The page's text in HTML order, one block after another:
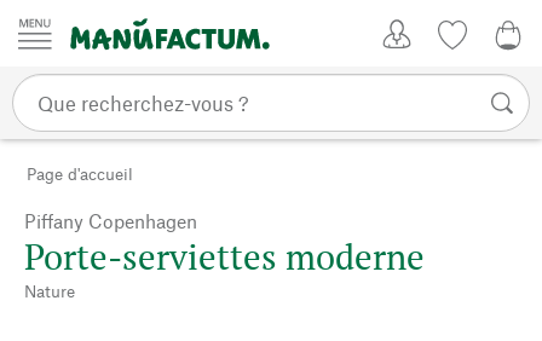
Passer au contenu
Page d'accueil
Piffany Copenhagen
Porte-serviettes moderne
Nature